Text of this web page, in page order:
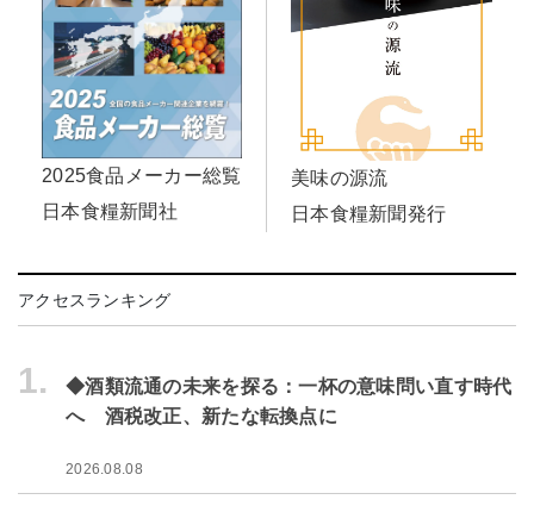
2025食品メーカー総覧
日本食糧新聞社
美味の源流
日本食糧新聞発行
アクセスランキング
1.
◆酒類流通の未来を探る：一杯の意味問い直す時代
へ 酒税改正、新たな転換点に
2026.08.08